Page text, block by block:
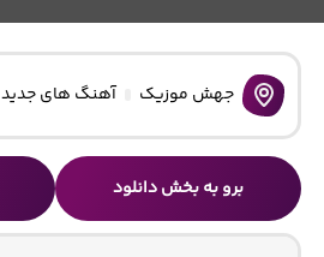
جهش موزیک آهنگ های جدید
برو به بخش دانلود